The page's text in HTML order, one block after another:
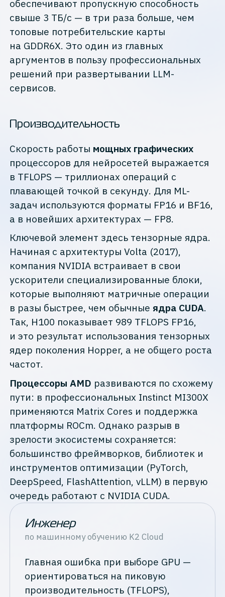
обеспечивают пропускную способность
свыше 3 ТБ/с — в три раза больше, чем
топовые потребительские карты
на GDDR6X. Это один из главных
аргументов в пользу профессиональных
решений при развертывании LLM-
сервисов.
Производительность
Скорость работы мощных графических
процессоров для нейросетей выражается
в TFLOPS — триллионах операций с
плавающей точкой в секунду. Для ML-
задач используются форматы FP16 и BF16,
а в новейших архитектурах — FP8.
Ключевой элемент здесь тензорные ядра.
Начиная с архитектуры Volta (2017),
компания NVIDIA встраивает в свои
ускорители специализированные блоки,
которые выполняют матричные операции
в разы быстрее, чем обычные ядра CUDA.
Так, H100 показывает 989 TFLOPS FP16,
и это результат использования тензорных
ядер поколения Hopper, а не общего роста
частот.
Процессоры AMD развиваются по схожему
пути: в профессиональных Instinct MI300X
применяются Matrix Cores и поддержка
платформы ROCm. Однако разрыв в
зрелости экосистемы сохраняется:
большинство фреймворков, библиотек и
инструментов оптимизации (PyTorch,
DeepSpeed, FlashAttention, vLLM) в первую
очередь работают с NVIDIA CUDA.
Инженер
по машинному обучению K2 Cloud
Главная ошибка при выборе GPU —
ориентироваться на пиковую
производительность (TFLOPS),